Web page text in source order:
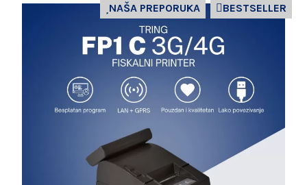
BESTSELLER
NAŠA PREPORUKA